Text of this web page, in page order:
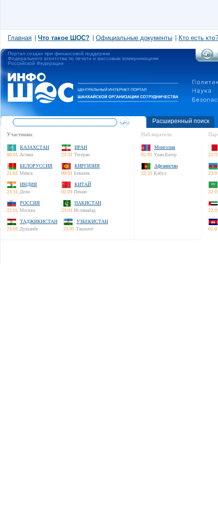
Главная Что такое ШОС? Официальные документы Кто есть кто?
Портал создан при финансовой поддержке
Федерального агентства по печати и массовым коммуникациям
Российской Федерации
Расширенный поиск
Участники:
КАЗАХСТАН
00:01 Астана
ИРАН
22:31 Тегеран
БЕЛОРУССИЯ
21:01 Минск
КИРГИЗИЯ
00:01 Бишкек
ИНДИЯ
23:31 Дели
КИТАЙ
02:01 Пекин
РОССИЯ
22:01 Москва
ПАКИСТАН
23:01 Исламабад
ТАДЖИКИСТАН
23:01 Душанбе
УЗБЕКИСТАН
23:01 Ташкент
Наблюдатели:
Монголия
02:01 Улан-Батор
Афганистан
22:31 Кабул